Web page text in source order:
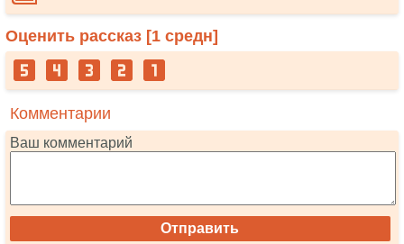
Оценить рассказ [1 средн]
Комментарии
Ваш комментарий